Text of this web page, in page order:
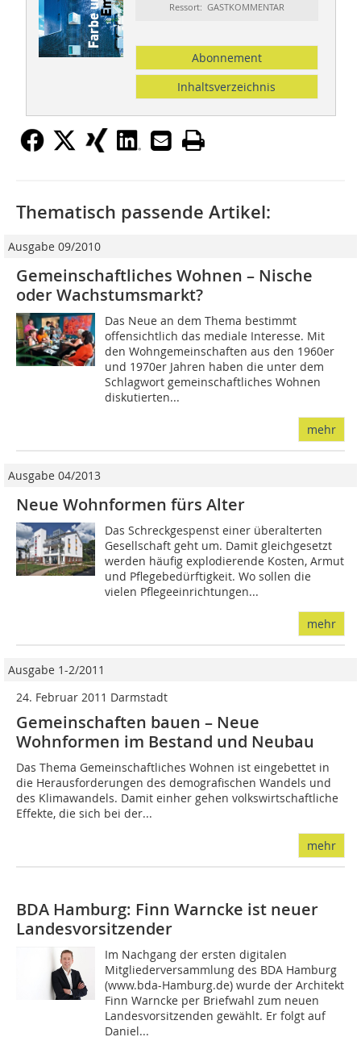
Ressort: GASTKOMMENTAR
Abonnement
Inhaltsverzeichnis
Thematisch passende Artikel:
Ausgabe 09/2010
Gemeinschaftliches Wohnen – Nische
oder Wachstumsmarkt?
Das Neue an dem Thema bestimmt
offensichtlich das mediale Interesse. Mit
den Wohngemeinschaften aus den 1960er
und 1970er Jahren haben die unter dem
Schlagwort gemeinschaftliches Wohnen
diskutierten...
mehr
Ausgabe 04/2013
Neue Wohnformen fürs Alter
Das Schreckgespenst einer überalterten
Gesellschaft geht um. Damit gleichgesetzt
werden häufig explodierende Kosten, Armut
und Pflegebedürftigkeit. Wo sollen die
vielen Pflegeeinrichtungen...
mehr
Ausgabe 1-2/2011
24. Februar 2011 Darmstadt
Gemeinschaften bauen – Neue
Wohnformen im Bestand und Neubau
Das Thema Gemeinschaftliches Wohnen ist eingebettet in
die Herausforderungen des demografischen Wandels und
des Klimawandels. Damit einher gehen volkswirtschaftliche
Effekte, die sich bei der...
mehr
BDA Hamburg: Finn Warncke ist neuer
Landesvorsitzender
Im Nachgang der ersten digitalen
Mitgliederversammlung des BDA Hamburg
(www.bda-Hamburg.de) wurde der Architekt
Finn Warncke per Briefwahl zum neuen
Landesvorsitzenden gewählt. Er folgt auf
Daniel...